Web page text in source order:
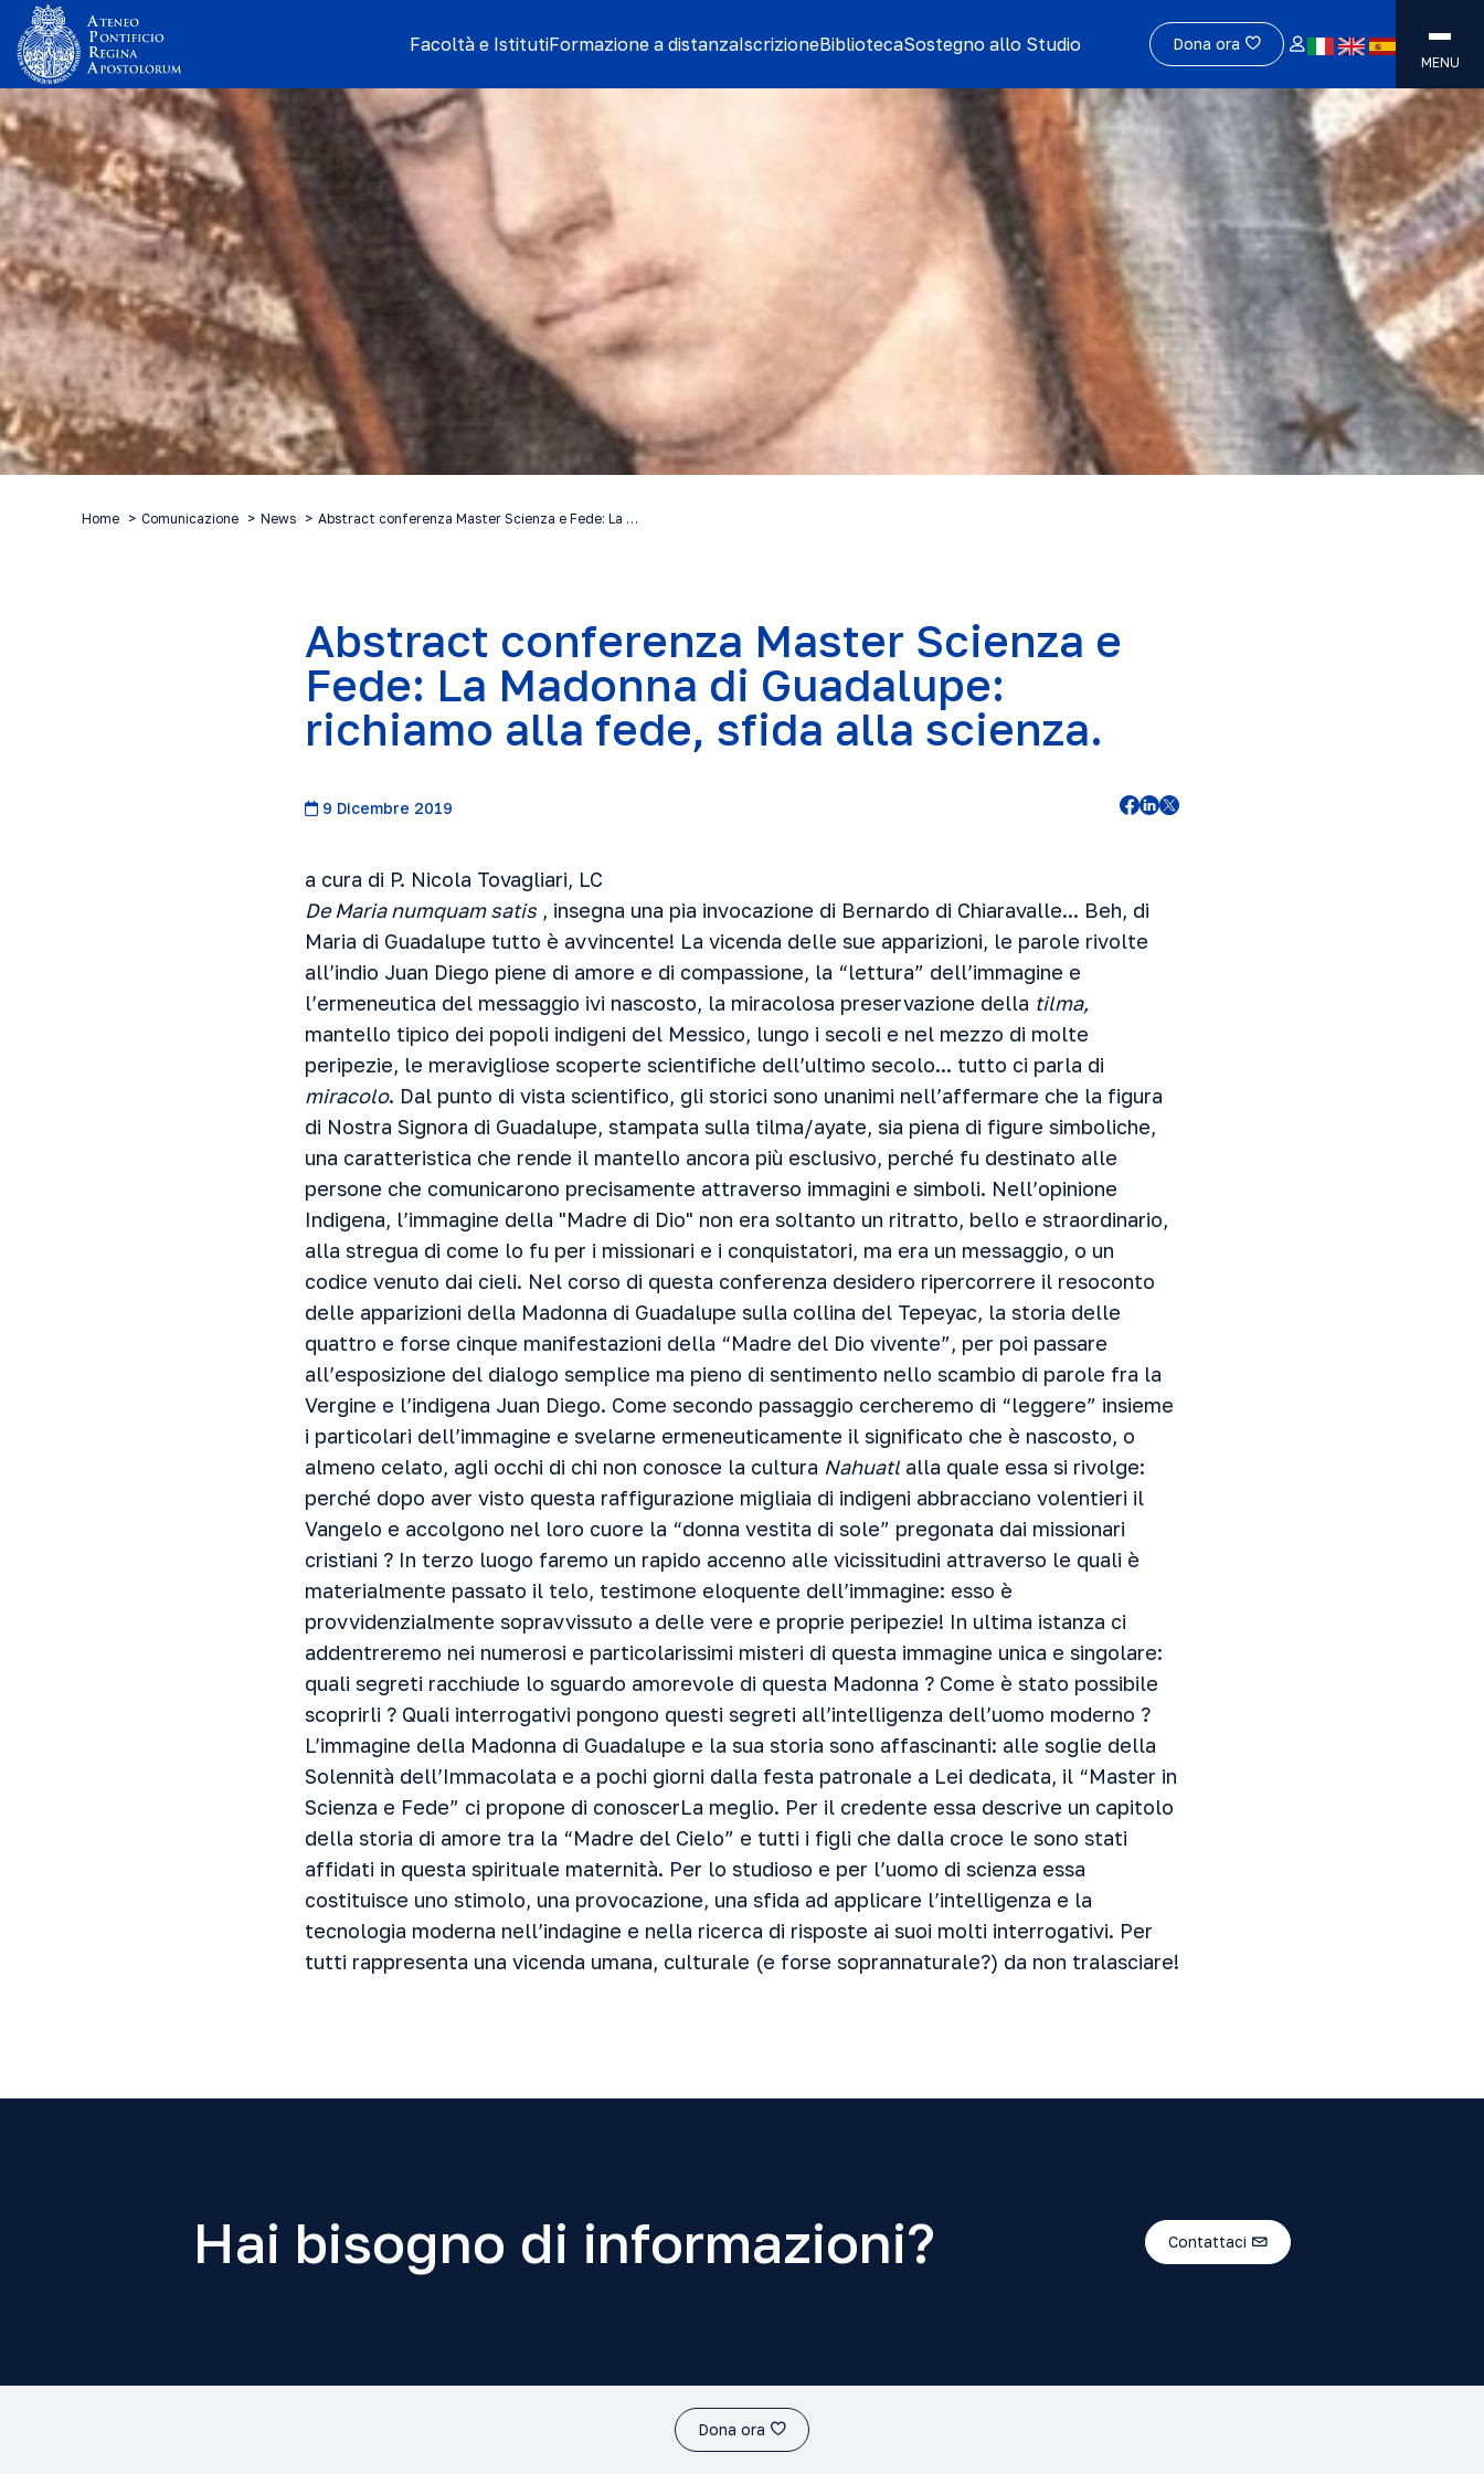
Facoltà e IstitutiFormazione a distanzaIscrizioneBibliotecaSostegno allo Studio Dona ora
MENU
Home Comunicazione News Abstract conferenza Master Scienza e Fede: La …
Abstract conferenza Master Scienza e
Fede: La Madonna di Guadalupe:
richiamo alla fede, sfida alla scienza.
9 Dicembre 2019
a cura di P. Nicola Tovagliari, LC
De Maria numquam satis , insegna una pia invocazione di Bernardo di Chiaravalle... Beh, di
Maria di Guadalupe tutto è avvincente! La vicenda delle sue apparizioni, le parole rivolte
all’indio Juan Diego piene di amore e di compassione, la “lettura” dell’immagine e
l’ermeneutica del messaggio ivi nascosto, la miracolosa preservazione della tilma,
mantello tipico dei popoli indigeni del Messico, lungo i secoli e nel mezzo di molte
peripezie, le meravigliose scoperte scientifiche dell’ultimo secolo... tutto ci parla di
miracolo. Dal punto di vista scientifico, gli storici sono unanimi nell’affermare che la figura
di Nostra Signora di Guadalupe, stampata sulla tilma/ayate, sia piena di figure simboliche,
una caratteristica che rende il mantello ancora più esclusivo, perché fu destinato alle
persone che comunicarono precisamente attraverso immagini e simboli. Nell’opinione
Indigena, l’immagine della "Madre di Dio" non era soltanto un ritratto, bello e straordinario,
alla stregua di come lo fu per i missionari e i conquistatori, ma era un messaggio, o un
codice venuto dai cieli. Nel corso di questa conferenza desidero ripercorrere il resoconto
delle apparizioni della Madonna di Guadalupe sulla collina del Tepeyac, la storia delle
quattro e forse cinque manifestazioni della “Madre del Dio vivente”, per poi passare
all’esposizione del dialogo semplice ma pieno di sentimento nello scambio di parole fra la
Vergine e l’indigena Juan Diego. Come secondo passaggio cercheremo di “leggere” insieme
i particolari dell’immagine e svelarne ermeneuticamente il significato che è nascosto, o
almeno celato, agli occhi di chi non conosce la cultura Nahuatlalla quale essa si rivolge:
perché dopo aver visto questa raffigurazione migliaia di indigeni abbracciano volentieri il
Vangelo e accolgono nel loro cuore la “donna vestita di sole” pregonata dai missionari
cristiani ? In terzo luogo faremo un rapido accenno alle vicissitudini attraverso le quali è
materialmente passato il telo, testimone eloquente dell’immagine: esso è
provvidenzialmente sopravvissuto a delle vere e proprie peripezie! In ultima istanza ci
addentreremo nei numerosi e particolarissimi misteri di questa immagine unica e singolare:
quali segreti racchiude lo sguardo amorevole di questa Madonna ? Come è stato possibile
scoprirli ? Quali interrogativi pongono questi segreti all’intelligenza dell’uomo moderno ?
L’immagine della Madonna di Guadalupe e la sua storia sono affascinanti: alle soglie della
Solennità dell’Immacolata e a pochi giorni dalla festa patronale a Lei dedicata, il “Master in
Scienza e Fede” ci propone di conoscerLa meglio. Per il credente essa descrive un capitolo
della storia di amore tra la “Madre del Cielo” e tutti i figli che dalla croce le sono stati
affidati in questa spirituale maternità. Per lo studioso e per l’uomo di scienza essa
costituisce uno stimolo, una provocazione, una sfida ad applicare l’intelligenza e la
tecnologia moderna nell’indagine e nella ricerca di risposte ai suoi molti interrogativi. Per
tutti rappresenta una vicenda umana, culturale (e forse soprannaturale?) da non tralasciare!
Hai bisogno di informazioni? Contattaci
Dona ora